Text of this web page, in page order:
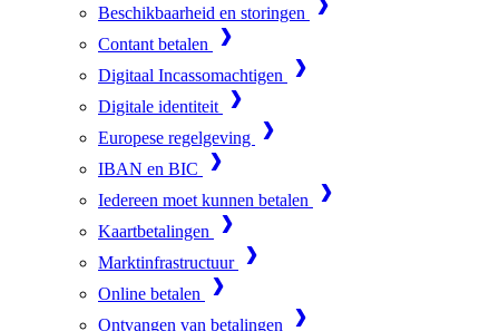
Beschikbaarheid en storingen
Contant betalen
Digitaal Incassomachtigen
Digitale identiteit
Europese regelgeving
IBAN en BIC
Iedereen moet kunnen betalen
Kaartbetalingen
Marktinfrastructuur
Online betalen
Ontvangen van betalingen